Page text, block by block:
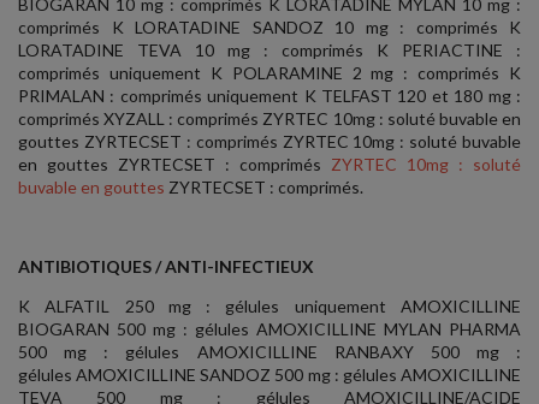
BIOGARAN 10 mg : comprimés K LORATADINE MYLAN 10 mg :
comprimés K LORATADINE SANDOZ 10 mg : comprimés K
LORATADINE TEVA 10 mg : comprimés K PERIACTINE :
comprimés uniquement K POLARAMINE 2 mg : comprimés K
PRIMALAN : comprimés uniquement K TELFAST 120 et 180 mg :
comprimés XYZALL : comprimés ZYRTEC 10mg : soluté buvable en
gouttes ZYRTECSET : comprimés ZYRTEC 10mg : soluté buvable
en gouttes ZYRTECSET : comprimés ZYRTEC 10mg : soluté
buvable en gouttes ZYRTECSET : comprimés.
ANTIBIOTIQUES / ANTI-INFECTIEUX
K ALFATIL 250 mg : gélules uniquement AMOXICILLINE
BIOGARAN 500 mg : gélules AMOXICILLINE MYLAN PHARMA
500 mg : gélules AMOXICILLINE RANBAXY 500 mg :
gélules AMOXICILLINE SANDOZ 500 mg : gélules AMOXICILLINE
TEVA 500 mg : gélules AMOXICILLINE/ACIDE